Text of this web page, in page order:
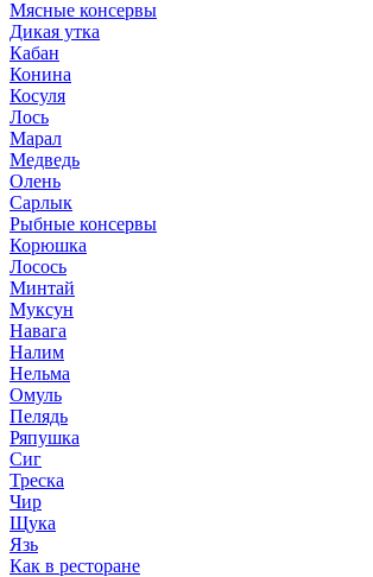
Мясные консервы
Дикая утка
Кабан
Конина
Косуля
Лось
Марал
Медведь
Олень
Сарлык
Рыбные консервы
Корюшка
Лосось
Минтай
Муксун
Навага
Налим
Нельма
Омуль
Пелядь
Ряпушка
Сиг
Треска
Чир
Щука
Язь
Как в ресторане